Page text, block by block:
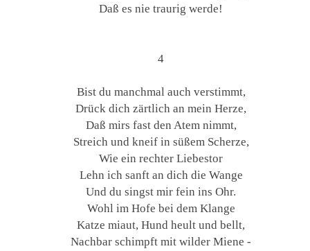
Daß es nie traurig werde!
4
Bist du manchmal auch verstimmt,
Drück dich zärtlich an mein Herze,
Daß mirs fast den Atem nimmt,
Streich und kneif in süßem Scherze,
Wie ein rechter Liebestor
Lehn ich sanft an dich die Wange
Und du singst mir fein ins Ohr.
Wohl im Hofe bei dem Klange
Katze miaut, Hund heult und bellt,
Nachbar schimpft mit wilder Miene -